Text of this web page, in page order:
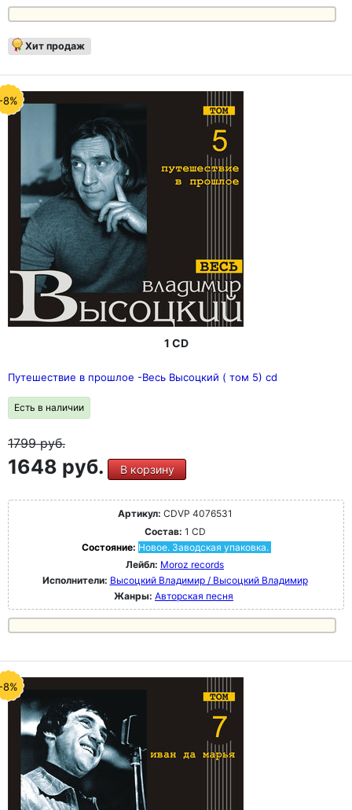
Хит продаж
8%
1 CD
Путешествие в прошлое -Весь Высоцкий ( том 5) cd
Есть в наличии
1799руб.
1648 руб. В корзину
Артикул: CDVP 4076531
Состав: 1 CD
Состояние: Новое. Заводская упаковка.
Лейбл: Moroz records
Исполнители: Высоцкий Владимир / Высоцкий Владимир
Жанры: Авторская песня
8%